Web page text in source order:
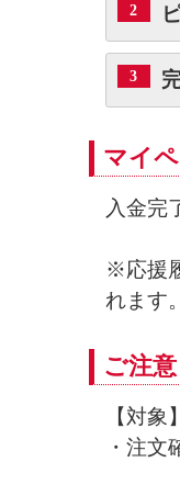
2
3
マイ
入金完
※応援
れます
ご注意
【対象
・注